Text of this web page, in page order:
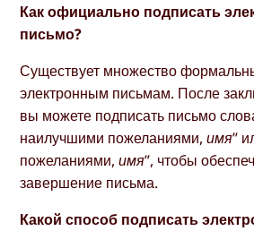
Как официально подписать
письмо?
Существует множество
электронным письмам. После
вы можете подписать письмо
наилучшими пожеланиями,имя”
пожеланиями,имя”, чтобы
завершение письма.
Какой способ подписать